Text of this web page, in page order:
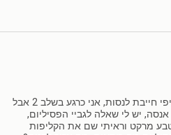
מתכון ניראה ממש כייפי חייבת לנסות, אני כרגע בשלב 2 אבל
ב3 בטוח אנסה, יש לי שאלה לגביי הפסיליום,
מרקט וראיתי שם את הקליפות